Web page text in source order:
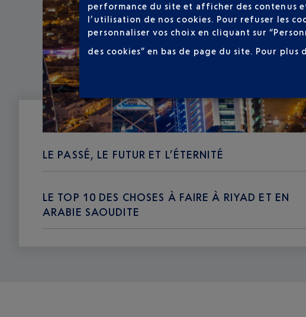
LE PASSÉ, LE FUTUR ET L’ÉTERNITÉ
LE TOP 10 DES CHOSES À FAIRE À RIYAD ET EN
ARABIE SAOUDITE
performance du site et afficher des contenus
l’utilisation de nos cookies. Pour refuser les
personnaliser vos choix en cliquant sur
des cookies” en bas de page du site. Pour plus